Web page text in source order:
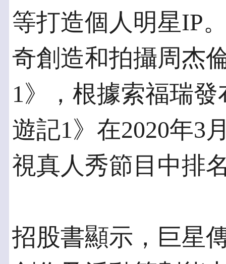
等打造個人明星IP
奇創造和拍攝周杰
1》，根據索福瑞
遊記1》在2020年3
視真人秀節目中排
招股書顯示，巨星